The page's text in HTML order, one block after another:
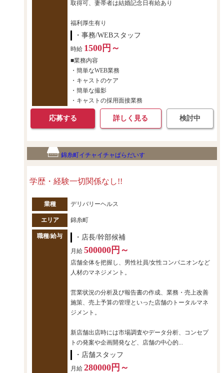
取得可、妻帯者は結婚記念日有給あり
福利厚生有り
・事務/WEBスタッフ
時給 1500円～
■業務内容
・簡単なWEB業務
・キャストのケア
・簡単な撮影
・キャストの採用面接業務
応募する 詳しく見る 検討中
錦糸町イチャイチャぱらだいす
学歴・経験一切関係なし!!
業種 デリバリーヘルス
エリア 錦糸町
職種/給与 ・店長/幹部候補
月給 500000円～
店舗全体を把握し、男性社員/女性コンパニオンなど
人材のマネジメント。
営業状況の分析及び報告書の作成、業務・売上改善
施策、売上予算の管理といった店舗のトータルマネ
ジメント。
新店舗出店時には市場調査やデータ分析、コンセプ
トの発案や企画開発など、店舗の中心的...
・店舗スタッフ
月給 280000円～